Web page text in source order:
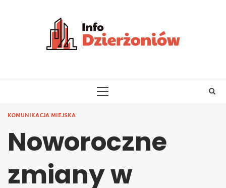
PRIMARY
KOMUNIKACJA MIEJSKA
Noworoczne
zmiany w